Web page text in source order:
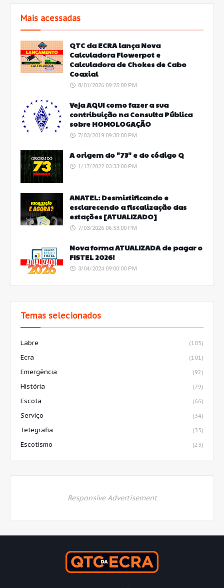
Mais acessadas
QTC da ECRA lança Nova
Calculadora Flowerpot e
Calculadora de Chokes de Cabo
Coaxial
8/01/2026 09:25:00 PM
Veja AQUI como fazer a sua
contribuição na Consulta Pública
sobre HOMOLOGAÇÃO
7/03/2019 09:30:00 PM
A origem do "73" e do código Q
1/17/2022 03:33:00 PM
ANATEL: Desmistificando e
esclarecendo a fiscalização das
estações [ATUALIZADO]
7/03/2026 06:53:00 PM
Nova forma ATUALIZADA de pagar o
FISTEL 2026!
3/04/2024 09:00:00 PM
Temas selecionados
Labre (105)
Ecra (101)
Emergência (92)
História (79)
Escola (66)
Serviço (34)
Telegrafia (33)
Escotismo (23)
Responsive Advertisement